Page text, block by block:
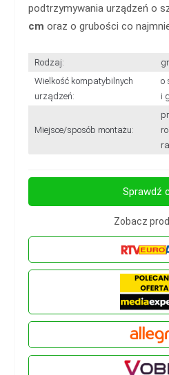
podtrzymywania urządzeń o
cm oraz o grubości co
Rodzaj:
Wielkość kompatybilnych
urządzeń:
o
i
Miejsce/sposób montażu:
Sprawdź
Zobacz